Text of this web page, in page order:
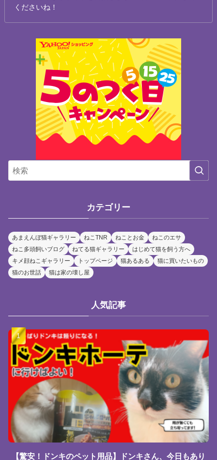
くださいね！
カテゴリー
あまえんぼ猫ギャラリー ねこTNR ねことお金
ねこのエサ
ねこ多頭飼いブログ
ねてる猫ギャラリー
はじめて猫を飼う方へ
キメ顔ねこギャラリー
トップページ 猫あるある
猫に買いたいもの
猫のお世話
猫は家の壊し屋
人気記事
【驚安！ドンキのペット用品】ドンキさん、今日もあり